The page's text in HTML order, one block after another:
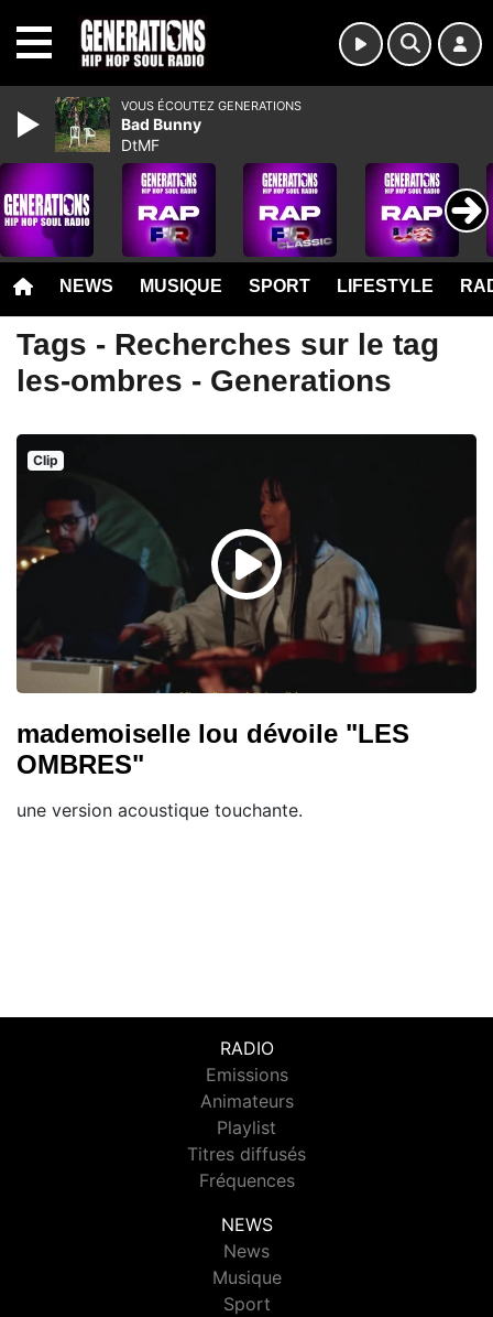
NEWS MUSIQUE SPORT LIFESTYLE
Tags - Recherches sur le tag
les-ombres - Generations
Clip
mademoiselle lou dévoile "LES
OMBRES"
une version acoustique touchante.
RADIO
Emissions
Animateurs
Playlist
Titres diffusés
Fréquences
NEWS
News
Musique
Sport
VOUS ÉCOUTEZ GENERATIONS
Bad Bunny
DtMF